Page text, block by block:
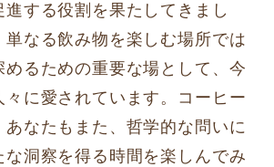
する役割を果たしてきまし
単なる飲み物を楽しむ場所では
めるための重要な場として、今
々に愛されています。コーヒー
あなたもまた、哲学的な問いに
な洞察を得る時間を楽しんでみ